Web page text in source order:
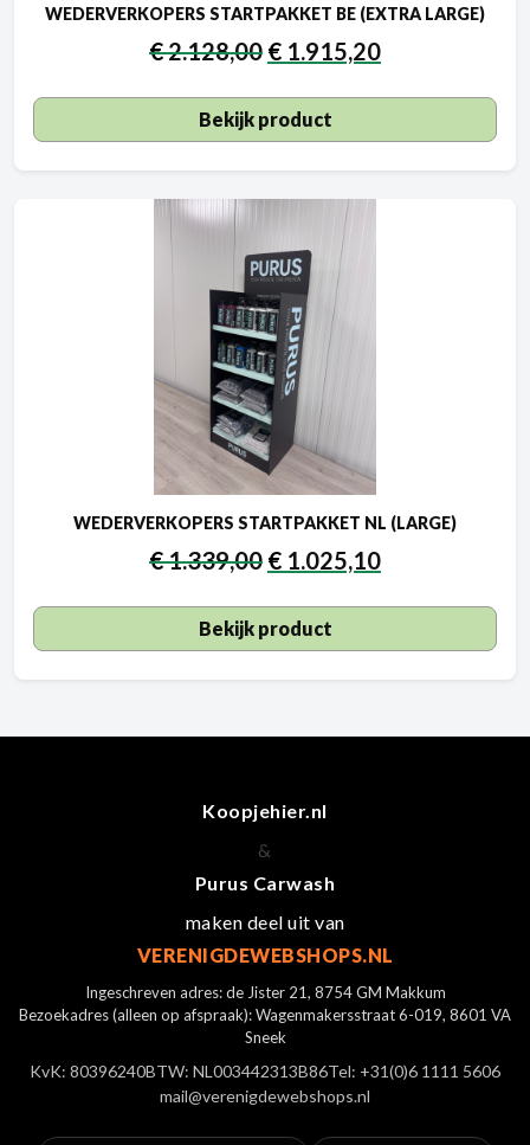
WEDERVERKOPERS STARTPAKKET BE (EXTRA LARGE)
€2.128,00 € 1.915,20
Bekijk product
WEDERVERKOPERS STARTPAKKET NL (LARGE)
€1.339,00 € 1.025,10
Bekijk product
Koopjehier.nl
&
Purus Carwash
maken deel uit van
VERENIGDEWEBSHOPS.NL
Ingeschreven adres: de Jister 21, 8754 GM Makkum
Bezoekadres (alleen op afspraak): Wagenmakersstraat 6-019, 8601 VA
Sneek
KvK: 80396240BTW: NL003442313B86Tel: +31(0)6 1111 5606
mail@verenigdewebshops.nl